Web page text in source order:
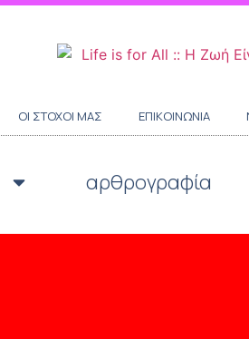
ΟΙ ΣΤΌΧΟΙ ΜΑΣ ΕΠΙΚΟΙΝΩΝΊΑ
αρθρογραφία